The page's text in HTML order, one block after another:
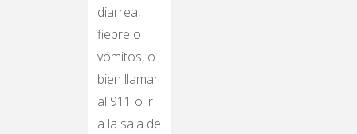
diarrea,
fiebre o
vómitos, o
bien llamar
al 911 o ir
a la sala de